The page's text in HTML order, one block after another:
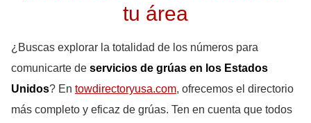
tu área
¿Buscas explorar la totalidad de los números para
comunicarte de servicios de grúas en los Estados
Unidos? En towdirectoryusa.com, ofrecemos el directorio
más completo y eficaz de grúas. Ten en cuenta que todos